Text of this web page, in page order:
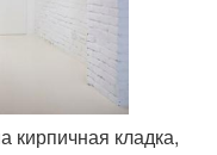
кирпичная кладка,